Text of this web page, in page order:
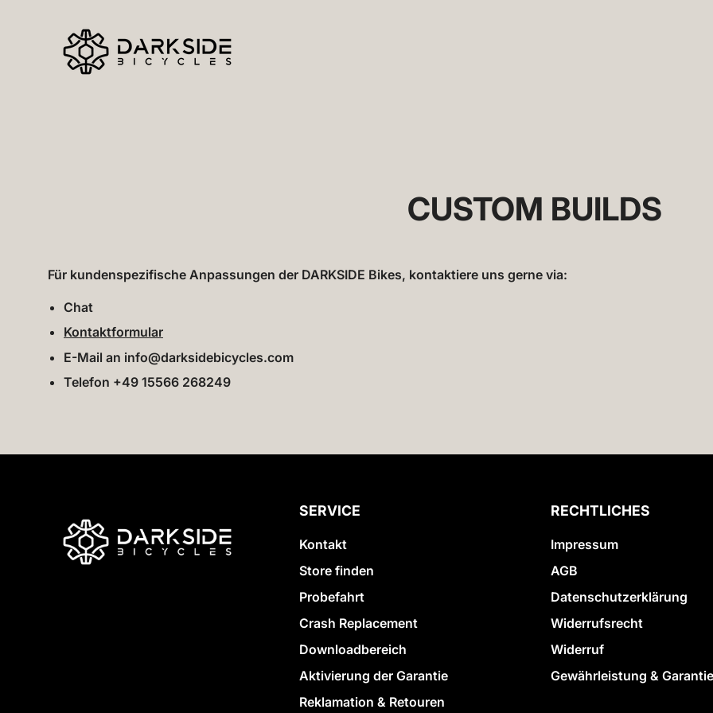
überspringen
CUSTOM BUILDS
Für kundenspezifische Anpassungen der DARKSIDE Bikes, kontaktiere uns gerne via:
Chat
Kontaktformular
E-Mail an info@darksidebicycles.com
Telefon +49 15566 268249
SERVICE
Kontakt
Store finden
Probefahrt
Crash Replacement
Downloadbereich
Aktivierung der Garantie
Reklamation & Retouren
RECHTLICHES
Impressum
AGB
Datenschutzerklärung
Widerrufsrecht
Widerruf
Gewährleistung & Garantie